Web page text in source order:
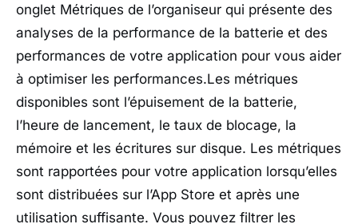
onglet Métriques de l’organiseur qui présente des
analyses de la performance de la batterie et des
performances de votre application pour vous aider
à optimiser les performances.Les métriques
disponibles sont l’épuisement de la batterie,
l’heure de lancement, le taux de blocage, la
mémoire et les écritures sur disque. Les métriques
sont rapportées pour votre application lorsqu’elles
sont distribuées sur l’App Store et après une
utilisation suffisante. Vous pouvez filtrer les